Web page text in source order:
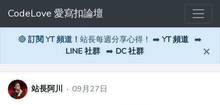
CodeLove 愛寫扣論壇
🔴 訂閱 YT 頻道！ 站長每週分享心得！ ➡️ YT 頻道 ➡️
LINE 社群 ➡️ DC 社群 ×
站長阿川 · 09月27日